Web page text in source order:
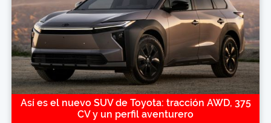
Así es el nuevo SUV de Toyota: tracción AWD, 375
CV y un perfil aventurero